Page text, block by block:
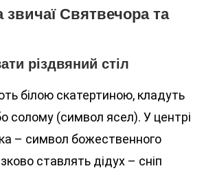
звичаї Святвечора та
різдвяний стіл
білою скатертиною, кладуть
солому (символ ясел). У центрі
– символ божественного
ставлять дідух – сніп